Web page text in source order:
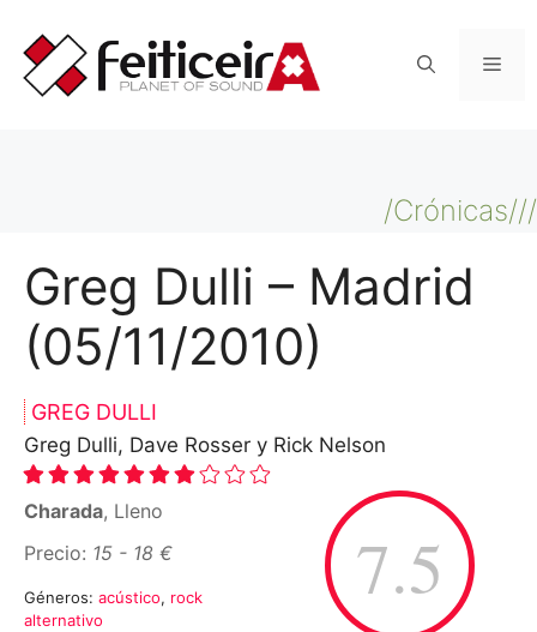
contenido
/Crónicas///
Greg Dulli – Madrid
(05/11/2010)
GREG DULLI
Greg Dulli, Dave Rosser y Rick Nelson
7.5
Charada, Lleno
Precio: 15 - 18 €
Géneros: acústico, rock
alternativo